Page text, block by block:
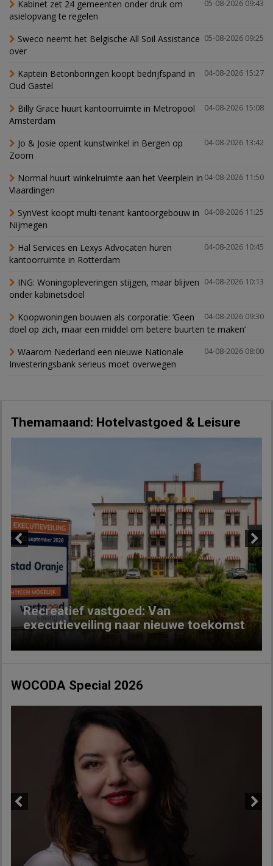
05-08-2026 09:43
Kabinet zet 24 gemeenten onder druk om
asielopvang te regelen
05-08-2026 09:25
Sweco neemt het Belgische All Soil Assistance
over
04-08-2026 15:27
Kaptein Betonboringen koopt bedrijfspand in
Oud Gastel
04-08-2026 15:08
Billy Grace huurt kantoorruimte in Metropool
Amsterdam
04-08-2026 13:42
Jo & Josie opent kunstwinkel in Bergen op
Zoom
04-08-2026 11:50
Normal huurt winkelruimte aan het Veerplein in
Vlaardingen
04-08-2026 11:25
SynVest koopt multi-tenant kantoorgebouw in
Nijmegen
04-08-2026 10:45
Hal Services en Lexys Advocaten huren
kantoorruimte in Rotterdam
04-08-2026 10:13
ING: Woningopleveringen stijgen, maar blijven
onder kabinetsdoel
04-08-2026 09:30
Koopwoningen bouwen als corporatie: ‘Geen
doel op zich, maar een middel om betere buurten te maken’
04-08-2026 08:00
Waarom Nederland een nieuwe Nationale
Investeringsbank serieus moet overwegen
Themamaand: Hotelvastgoed & Leisure
Recreatief vastgoed: Van
executieveiling naar nieuwe toekomst
Next
WOCODA Special 2026